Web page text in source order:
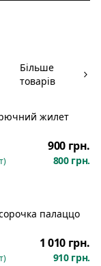
Більше
товарів
жилет
900 грн.
800 грн.
палаццо
1 010 грн.
910 грн.